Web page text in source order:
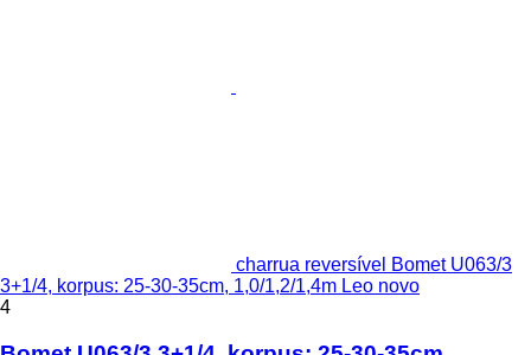
charrua reversível Bomet U063/3
3+1/4, korpus: 25-30-35cm, 1,0/1,2/1,4m Leo novo
4